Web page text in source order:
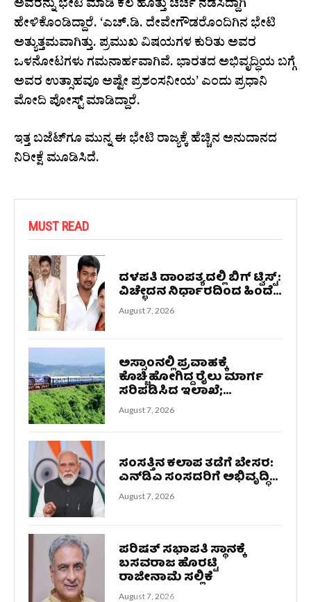
ಅವರನ್ನು ಭೇಟಿ ಮಾಡಿ ಕೆಲ ಹೊತ್ತು ಚರ್ಚೆ ನಡೆಸಿದ್ದಾಗಿ
ಹೇಳಿಕೊಂಡಿದ್ದಾರೆ. ‘ಎಚ್.ಡಿ. ದೇವೇಗೌಡರೊಂದಿಗಿನ ಭೇಟಿ
ಅತ್ಯುತ್ತಮವಾಗಿತ್ತು. ಪ್ರಮುಖ ವಿಷಯಗಳ ಕುರಿತು ಅವರ
ಒಳನೋಟಗಳು ಗಮನಾರ್ಹವಾಗಿವೆ. ಭಾರತದ ಅಭಿವೃದ್ಧಿಯ ಬಗ್ಗೆ
ಅವರ ಉತ್ಸಾಹವೂ ಅಷ್ಟೇ ಪ್ರಶಂಸನೀಯ’ ಎಂದು ಪ್ರಧಾನಿ
ಮೋದಿ ಪೋಸ್ಟ್ ಮಾಡಿದ್ದಾರೆ.
ಇತ್ತ ಬಜೆಟ್‌ಗೂ ಮುನ್ನ ಈ ಭೇಟಿ ರಾಜ್ಯಕ್ಕೆ ಹೆಚ್ಚಿನ ಅನುದಾನದ
ನಿರೀಕ್ಷೆ ಮೂಡಿಸಿದೆ.
MUST READ
ದಳಪತಿ ದಾಂಪತ್ಯದಲ್ಲಿ ಬಿಗ್ ಟ್ವಿಸ್ಟ್:
ವಿಚ್ಛೇದನ ನಿರ್ಧಾರದಿಂದ ಹಿಂದೆ...
August 7, 2026
ಅಸ್ಸಾಂನಲ್ಲಿ ಪ್ರವಾಹಕ್ಕೆ
ಕೊಚ್ಚಿಹೋಗಿದ್ದ ರೈಲು ಮಾರ್ಗ
ಸರಿಪಡಿಸಿದ ಇಲಾಖೆ;...
August 7, 2026
ಸಂಸತ್ತಿನ ಕಲಾಪ ತಡೆಗೆ ಬೇಸರ:
ಎನ್‌ಡಿಎ ಸಂಸದರಿಗೆ ಅಭಿವೃದ್ಧಿ...
August 7, 2026
ಪರಿಷತ್ ಸಭಾಪತಿ ಸ್ಥಾನಕ್ಕೆ
ಬಸವರಾಜ ಹೊರಟ್ಟಿ
ರಾಜೀನಾಮೆ ಸಲ್ಲಿಕೆ
August 7, 2026